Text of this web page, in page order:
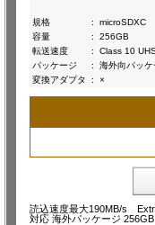
規格
:
microSDXC
容量
:
256GB
転送速度
:
Class 10
パッケージ
:
海外向パッケ
変換アダプタ
: ×
読込速度最大190MB/s
対応 海外パッケージ 256GB